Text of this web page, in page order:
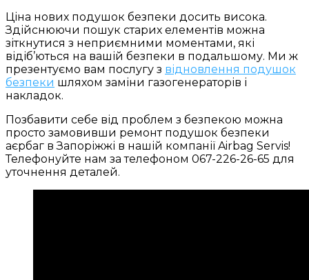
Ціна нових подушок безпеки досить висока.
Здійснюючи пошук старих елементів можна
зіткнутися з неприємними моментами, які
відіб’ються на вашій безпеки в подальшому. Ми ж
презентуємо вам послугу з відновлення подушок
безпеки шляхом заміни газогенераторів і
накладок.
Позбавити себе від проблем з безпекою можна
просто замовивши ремонт подушок безпеки
аєрбаг в Запоріжжі в нашій компанії Airbag Servis!
Телефонуйте нам за телефоном 067-226-26-65 для
уточнення деталей.